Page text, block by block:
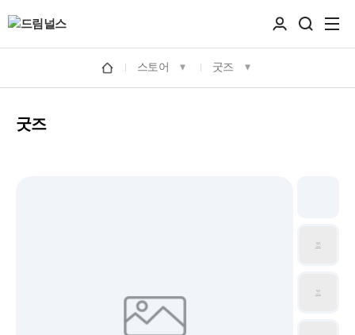
스토어 굿즈
굿즈